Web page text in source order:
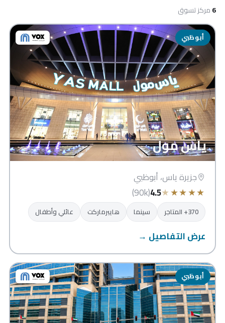
6مركز تسوق
أبوظبي
ياس مول
جزيرة ياس، أبوظبي
★
★
★
★
★
4.5
(90k)
370+ المتاجر سينما هايبرماركت عائلي وأطفال
عرض التفاصيل →
أبوظبي